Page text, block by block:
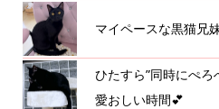
マイペースな黒猫兄
ひたすら”同時にぺ
愛おしい時間💕